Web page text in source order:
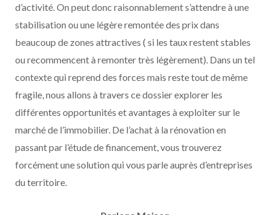
d’activité. On peut donc raisonnablement s’attendre à une
stabilisation ou une légère remontée des prix dans
beaucoup de zones attractives ( si les taux restent stables
ou recommencent à remonter très légèrement). Dans un tel
contexte qui reprend des forces mais reste tout de même
fragile, nous allons à travers ce dossier explorer les
différentes opportunités et avantages à exploiter sur le
marché de l’immobilier. De l’achat à la rénovation en
passant par l’étude de financement, vous trouverez
forcément une solution qui vous parle auprès d’entreprises
du territoire.